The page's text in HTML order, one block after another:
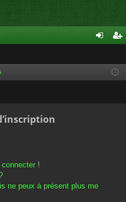
cri
!
ne peux à présent plus me